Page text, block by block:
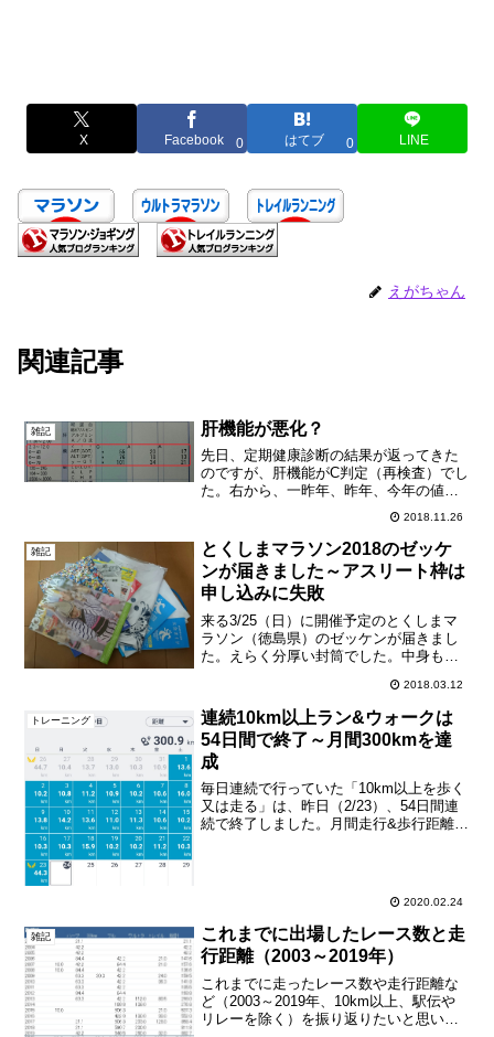
X Facebook 0 はてブ 0 LINE
えがちゃん
関連記事
雑記 肝機能が悪化？
先日、定期健康診断の結果が返ってきた
のですが、肝機能がC判定（再検査）でし
た。右から、一昨年、昨年、今年の値。
ただ、この健康診断を受けたのは、3週連
続フルマラソン（東北・みやぎ復興マラ
ソン、ちばアクアラインマラソン、水戸
黄門漫遊マラソン）を...
2018.11.26
雑記
とくしまマラソン2018のゼッケ
ンが届きました～アスリート枠は
申し込みに失敗
来る3/25（日）に開催予定のとくしまマ
ラソン（徳島県）のゼッケンが届きまし
た。えらく分厚い封筒でした。中身も、
ろんな案内などが盛りだくさん。やは
り、阿波踊りのお姉さんが目を惹きます
ねえ・・・ ^^;)...
2018.03.12
トレーニング
連続10km以上ラン&ウォークは
54日間で終了～月間300kmを達
成
毎日連続で行っていた「10km以上を歩く
又は走る」は、昨日（2/23）、54日間連
続で終了しました。月間走行&歩行距離は
2020.02.24
雑記
これまでに出場したレース数と走
行距離（2003～2019年）
これまでに走ったレース数や走行距離な
ど（2003～2019年、10km以上、駅伝や
リレーを除く）を振り返りたいと思いま